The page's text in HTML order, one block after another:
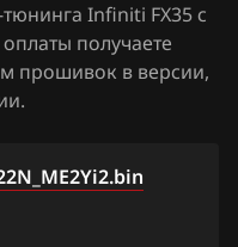
Infiniti FX35 с
получаете
прошивок в версии,